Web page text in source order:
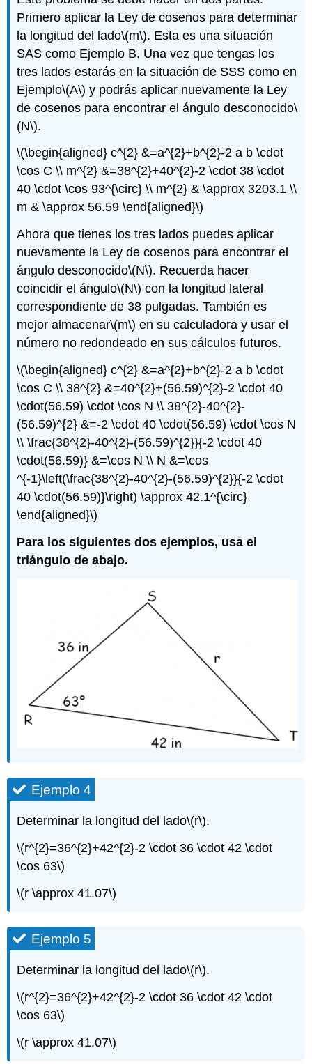
Primero aplicar la Ley de cosenos para determinar
la longitud del lado\(m\). Esta es una situación
SAS como Ejemplo B. Una vez que tengas los
tres lados estarás en la situación de SSS como en
Ejemplo\(A\) y podrás aplicar nuevamente la Ley
de cosenos para encontrar el ángulo desconocido\
(N\).
\(\begin{aligned} c^{2} &=a^{2}+b^{2}-2 a b \cdot
\cos C \\ m^{2} &=38^{2}+40^{2}-2 \cdot 38 \cdot
40 \cdot \cos 93^{\circ} \\ m^{2} & \approx 3203.1 \\
m & \approx 56.59 \end{aligned}\)
Ahora que tienes los tres lados puedes aplicar
nuevamente la Ley de cosenos para encontrar el
ángulo desconocido\(N\). Recuerda hacer
coincidir el ángulo\(N\) con la longitud lateral
correspondiente de 38 pulgadas. También es
mejor almacenar\(m\) en su calculadora y usar el
número no redondeado en sus cálculos futuros.
\(\begin{aligned} c^{2} &=a^{2}+b^{2}-2 a b \cdot
\cos C \\ 38^{2} &=40^{2}+(56.59)^{2}-2 \cdot 40
\cdot(56.59) \cdot \cos N \\ 38^{2}-40^{2}-
(56.59)^{2} &=-2 \cdot 40 \cdot(56.59) \cdot \cos N
\\ \frac{38^{2}-40^{2}-(56.59)^{2}}{-2 \cdot 40
\cdot(56.59)} &=\cos N \\ N &=\cos
^{-1}\left(\frac{38^{2}-40^{2}-(56.59)^{2}}{-2 \cdot
40 \cdot(56.59)}\right) \approx 42.1^{\circ}
\end{aligned}\)
Para los siguientes dos ejemplos, usa el
triángulo de abajo.
Ejemplo 4
Determinar la longitud del lado\(r\).
\(r^{2}=36^{2}+42^{2}-2 \cdot 36 \cdot 42 \cdot
\cos 63\)
\(r \approx 41.07\)
Ejemplo 5
Determinar la longitud del lado\(r\).
\(r^{2}=36^{2}+42^{2}-2 \cdot 36 \cdot 42 \cdot
\cos 63\)
\(r \approx 41.07\)